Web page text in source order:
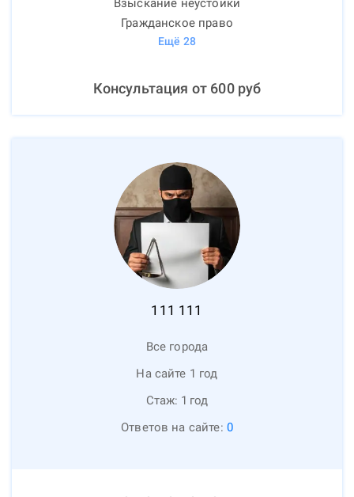
Взыскание неустойки
Гражданское право
Ещё 28
Консультация от 600руб
111 111
Все города
На сайте 1 год
Стаж: 1 год
Ответов на сайте: 0